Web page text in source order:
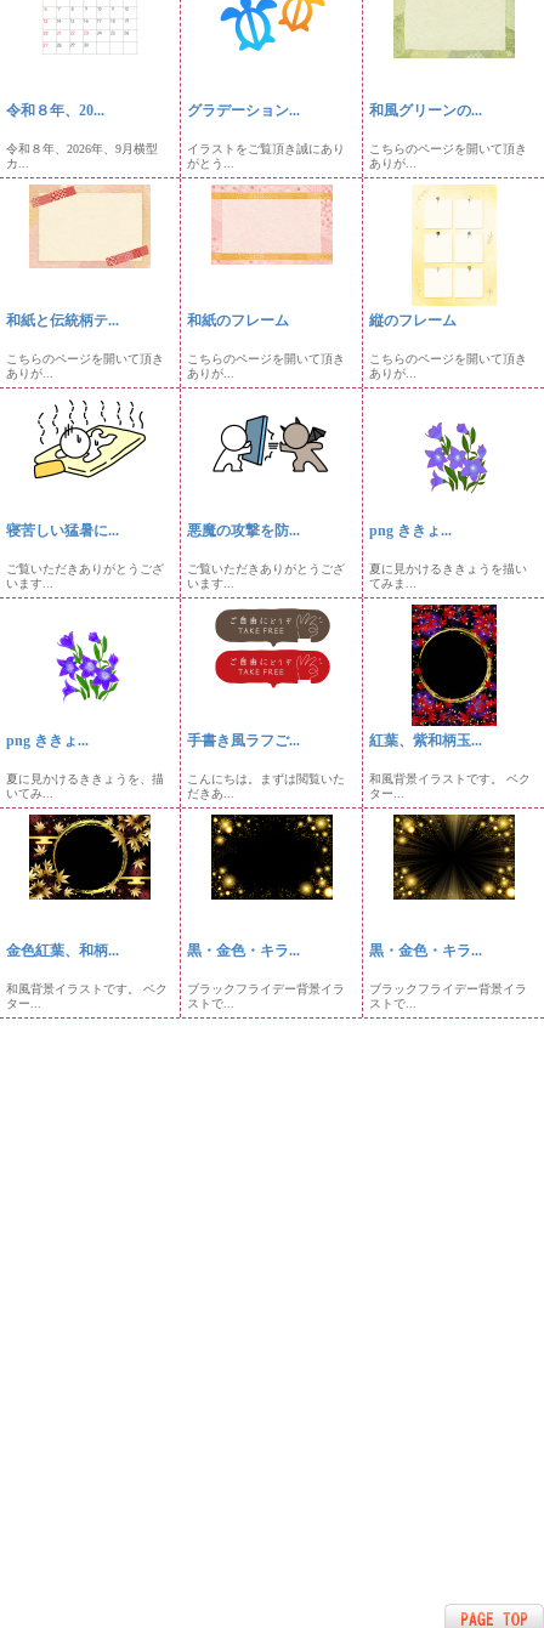
令和８年、20...
令和８年、2026年、9月横型
カ...
グラデーション...
イラストをご覧頂き誠にあり
がとう...
和風グリーンの...
こちらのページを開いて頂き
ありが...
和紙と伝統柄テ...
こちらのページを開いて頂き
ありが...
和紙のフレーム
こちらのページを開いて頂き
ありが...
縦のフレーム
こちらのページを開いて頂き
ありが...
寝苦しい猛暑に...
ご覧いただきありがとうござ
います...
悪魔の攻撃を防...
ご覧いただきありがとうござ
います...
png ききょ...
夏に見かけるききょうを描い
てみま...
png ききょ...
夏に見かけるききょうを、描
いてみ...
手書き風ラフご...
こんにちは。まずは閲覧いた
だきあ...
紅葉、紫和柄玉...
和風背景イラストです。 ベク
ター...
金色紅葉、和柄...
和風背景イラストです。 ベク
ター...
黒・金色・キラ...
ブラックフライデー背景イラ
ストで...
黒・金色・キラ...
ブラックフライデー背景イラ
ストで...